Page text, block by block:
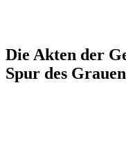
Die Akten der
Spur des